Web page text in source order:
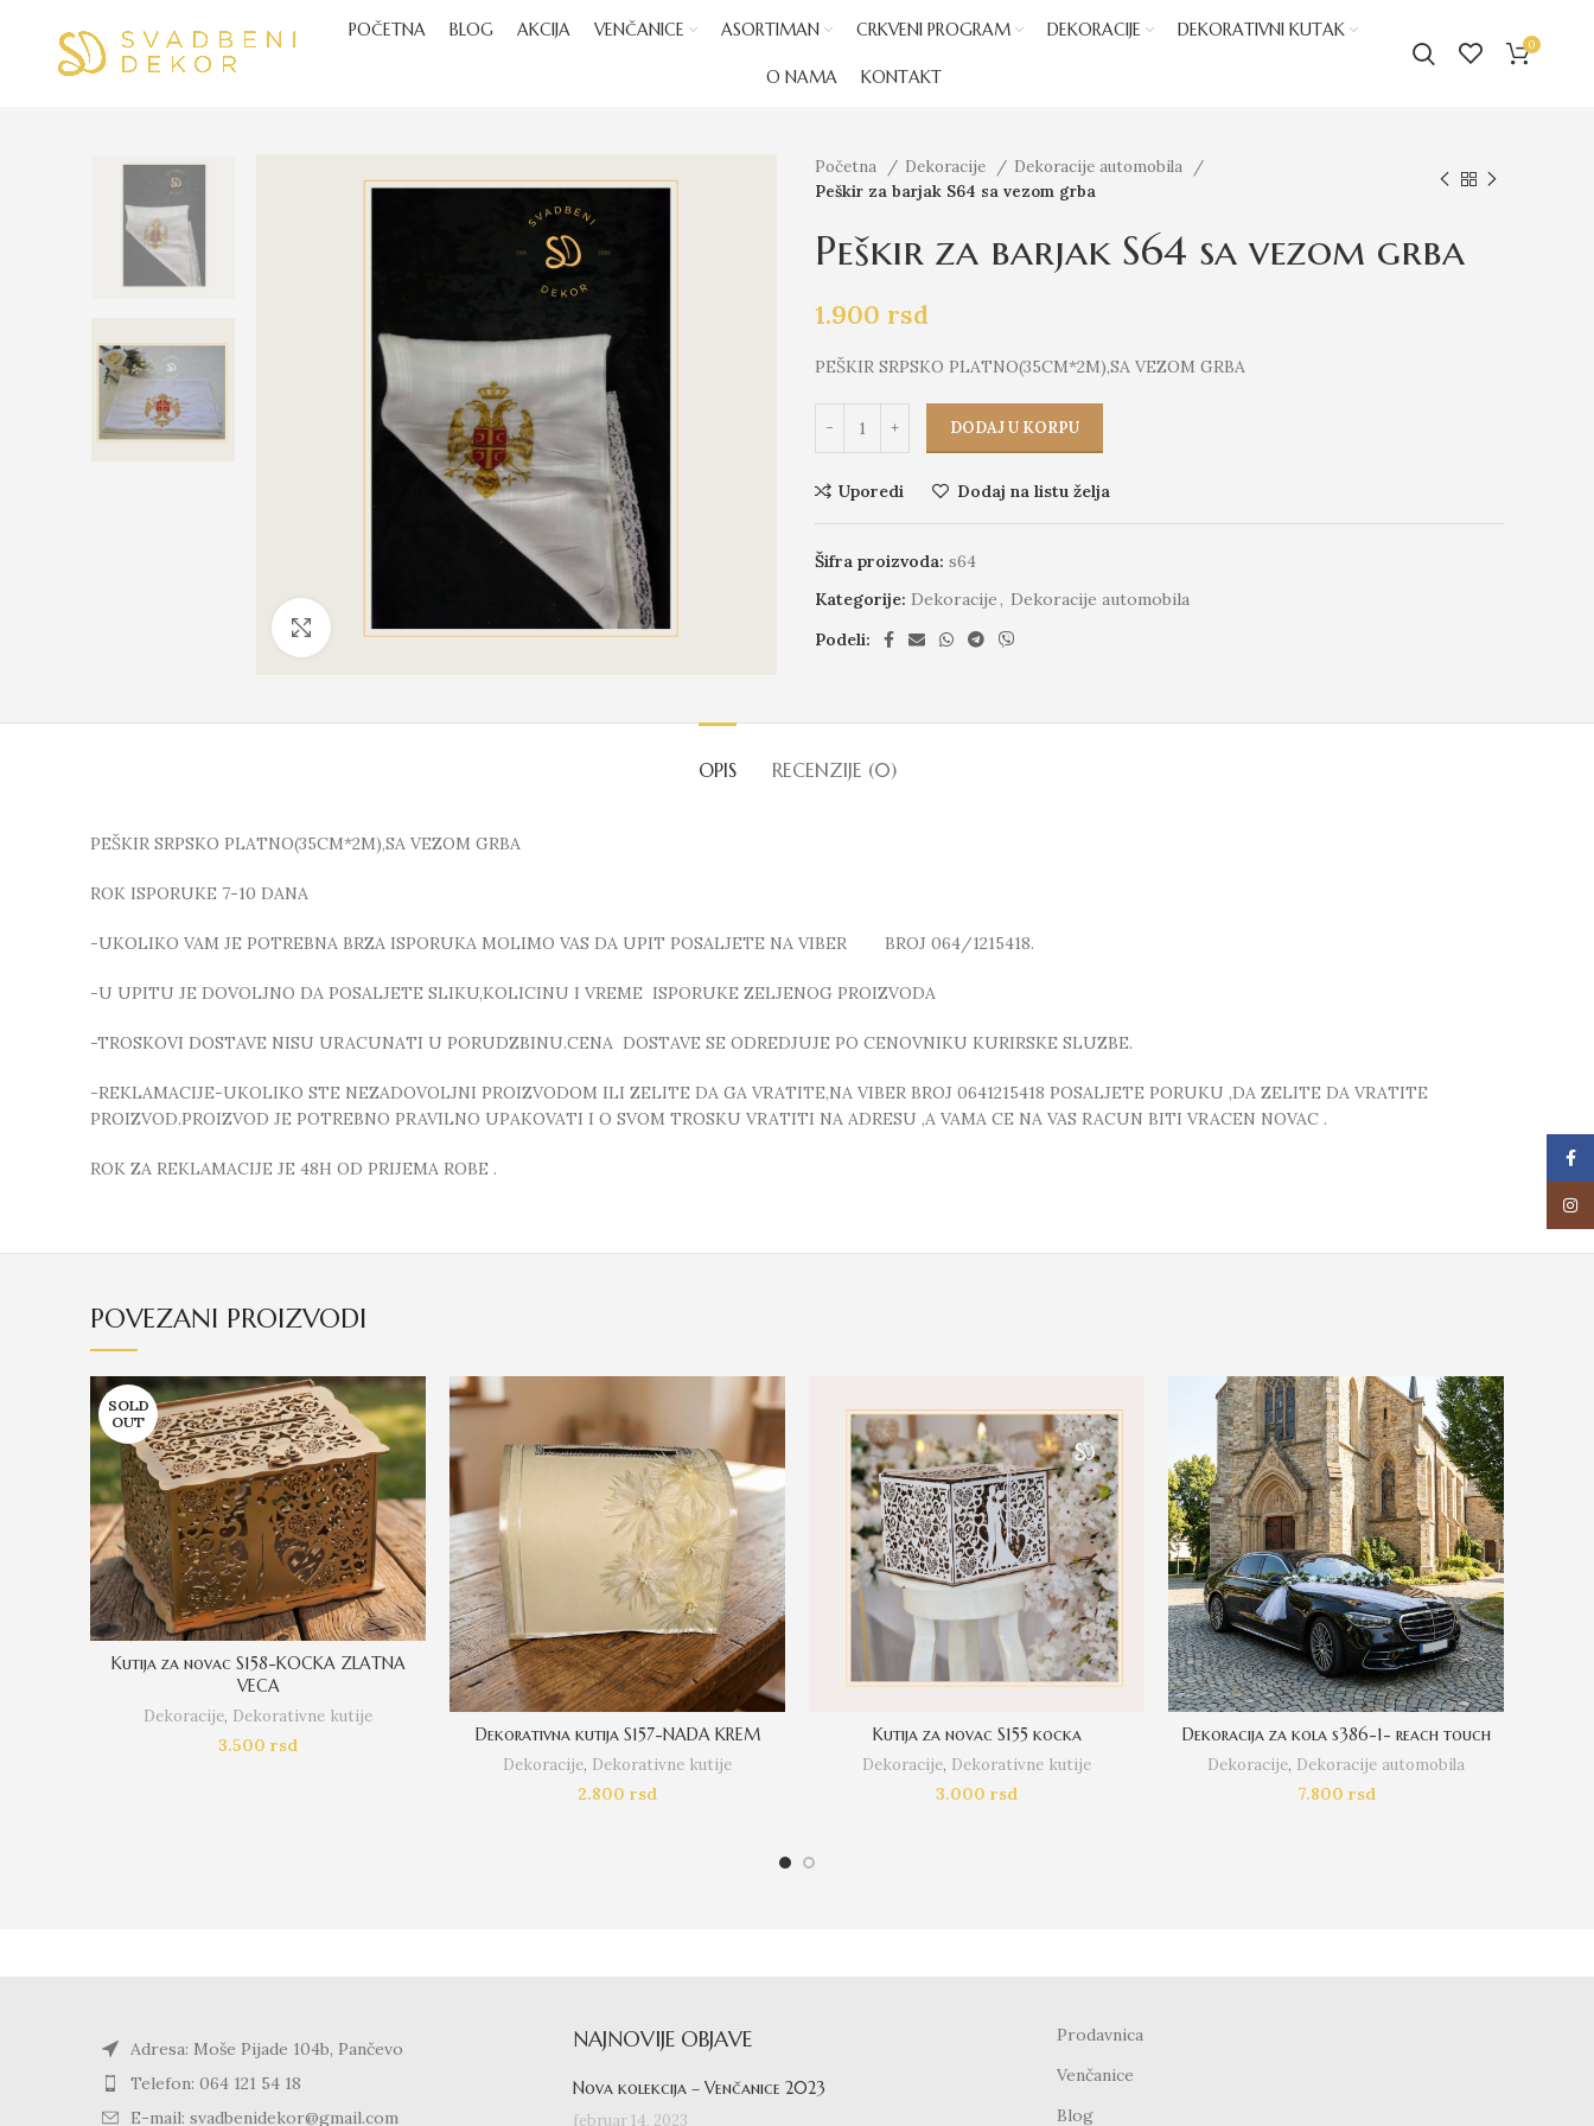
POČETNA BLOG AKCIJA VENČANICE ASORTIMAN CRKVENI PROGRAM DEKORACIJE DEKORATIVNI KUTAK
O NAMA KONTAKT
0
Click to enlarge
Početna Dekoracije
Dekoracije automobila
Peškir za barjak S64 sa vezom grba
Peškir za barjak S64 sa vezom grba
1.900 rsd
PEŠKIR SRPSKO PLATNO(35CM*2M),SA VEZOM GRBA
DODAJ U KORPU
Uporedi Dodaj na listu želja
Šifra proizvoda: s64
Kategorije: Dekoracije, Dekoracije automobila
Podeli:
OPIS RECENZIJE (0)
PEŠKIR SRPSKO PLATNO(35CM*2M),SA VEZOM GRBA
ROK ISPORUKE 7-10 DANA
-UKOLIKO VAM JE POTREBNA BRZA ISPORUKA MOLIMO VAS DA UPIT POSALJETE NA VIBER BROJ 064/1215418.
-U UPITU JE DOVOLJNO DA POSALJETE SLIKU,KOLICINU I VREME ISPORUKE ZELJENOG PROIZVODA
-TROSKOVI DOSTAVE NISU URACUNATI U PORUDZBINU.CENA DOSTAVE SE ODREDJUJE PO CENOVNIKU KURIRSKE SLUZBE.
-REKLAMACIJE-UKOLIKO STE NEZADOVOLJNI PROIZVODOM ILI ZELITE DA GA VRATITE,NA VIBER BROJ 0641215418 POSALJETE PORUKU ,DA ZELITE DA VRATITE
PROIZVOD.PROIZVOD JE POTREBNO PRAVILNO UPAKOVATI I O SVOM TROSKU VRATITI NA ADRESU ,A VAMA CE NA VAS RACUN BITI VRACEN NOVAC .
ROK ZA REKLAMACIJE JE 48H OD PRIJEMA ROBE .
POVEZANI PROIZVODI
SOLD
OUT
Kutija za novac S158-KOCKA ZLATNA
VECA
Dekoracije, Dekorativne kutije
3.500 rsd Dekorativna kutija S157-NADA KREM
Dekoracije, Dekorativne kutije
2.800 rsd
Kutija za novac S155 kocka
Dekoracije, Dekorativne kutije
3.000 rsd
Dekoracija za kola s386-1- reach touch
Dekoracije, Dekoracije automobila
7.800 rsd
Adresa: Moše Pijade 104b, Pančevo
Telefon: 064 121 54 18
E-mail: svadbenidekor@gmail.com
NAJNOVIJE OBJAVE
Nova kolekcija – Venčanice 2023
februar 14, 2023
Prodavnica
Venčanice
Blog